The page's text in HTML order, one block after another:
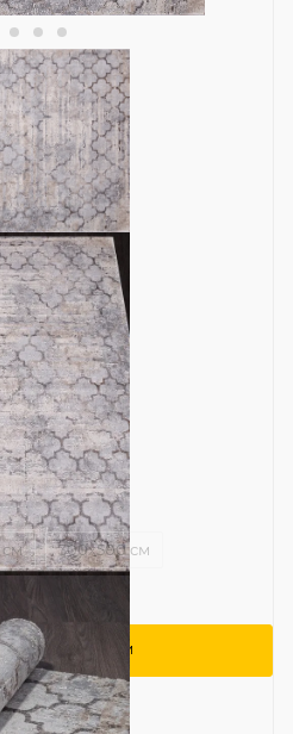
см 300x500 см
о поступлении
—бесплатно